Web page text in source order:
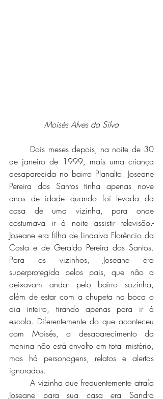
Moisés Alves da Silva
de janeiro de 1999, mais uma criança
desaparecida no bairro Planalto. Joseane
Pereira dos Santos tinha apenas nove
anos de idade quando foi levada da
casa de uma vizinha, para onde
costumava ir à noite assistir televisão.-
Joseane era filha de Lindalva Florêncio da
Costa e de Geraldo Pereira dos Santos.
Para os vizinhos, Joseane era
superprotegida pelos pais, que não a
deixavam andar pelo bairro sozinha,
além de estar com a chupeta na boca o
dia inteiro, tirando apenas para ir à
escola. Diferentemente do que aconteceu
com Moisés, o desaparecimento da
menina não está envolto em total mistério,
mas há personagens, relatos e alertas
ignorados.
Joseane para sua casa era Sandra